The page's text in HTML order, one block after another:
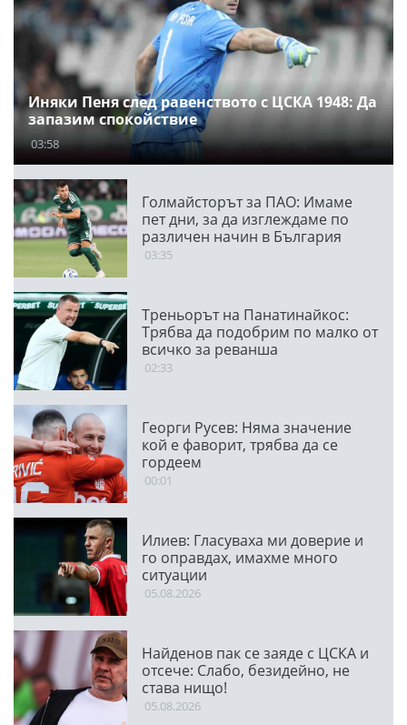
Иняки Пеня след равенството с ЦСКА 1948: Да
запазим спокойствие
03:58
Голмайсторът за ПАО: Имаме
пет дни, за да изглеждаме по
различен начин в България
03:35
Треньорът на Панатинайкос:
Трябва да подобрим по малко от
всичко за реванша
02:33
Георги Русев: Няма значение
кой е фаворит, трябва да се
гордеем
00:01
Илиев: Гласуваха ми доверие и
го оправдах, имахме много
ситуации
05.08.2026
Найденов пак се заяде с ЦСКА и
отсече: Слабо, безидейно, не
става нищо!
05.08.2026